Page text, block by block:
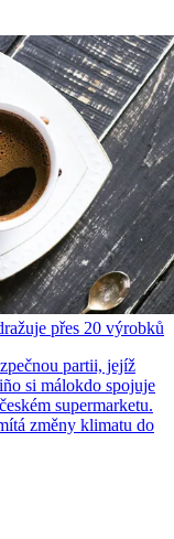
přes 20 výrobků
partii, jejíž
si málokdo spojuje
supermarketu.
změny klimatu do